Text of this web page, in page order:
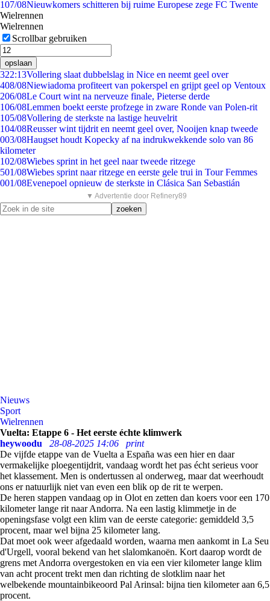
107/08Nieuwkomers schitteren bij ruime Europese zege FC Twente
Wielrennen
Wielrennen
Scrollbar gebruiken
opslaan
322:13Vollering slaat dubbelslag in Nice en neemt geel over
408/08Niewiadoma profiteert van pokerspel en grijpt geel op Ventoux
206/08Le Court wint na nerveuze finale, Pieterse derde
106/08Lemmen boekt eerste profzege in zware Ronde van Polen-rit
105/08Vollering de sterkste na lastige heuvelrit
104/08Reusser wint tijdrit en neemt geel over, Nooijen knap tweede
003/08Haugset houdt Kopecky af na indrukwekkende solo van 86
kilometer
102/08Wiebes sprint in het geel naar tweede ritzege
501/08Wiebes sprint naar ritzege en eerste gele trui in Tour Femmes
001/08Evenepoel opnieuw de sterkste in Clásica San Sebastián
▼ Advertentie door Refinery89
Nieuws
Sport
Wielrennen
Vuelta: Etappe 6 - Het eerste échte klimwerk
heywoodu
28-08-2025 14:06
print
De vijfde etappe van de Vuelta a España was een hier en daar
vermakelijke ploegentijdrit, vandaag wordt het pas écht serieus voor
het klassement. Men is ondertussen al onderweg, maar dat weerhoudt
ons er natuurlijk niet van even een blik op de rit te werpen.
De heren stappen vandaag op in Olot en zetten dan koers voor een 170
kilometer lange rit naar Andorra. Na een lastig klimmetje in de
openingsfase volgt een klim van de eerste categorie: gemiddeld 3,5
procent, maar wel bijna 25 kilometer lang.
Dat moet ook weer afgedaald worden, waarna men aankomt in La Seu
d'Urgell, vooral bekend van het slalomkanoën. Kort daarop wordt de
grens met Andorra overgestoken en via een vier kilometer lange klim
van acht procent trekt men dan richting de slotklim naar het
welbekende mountainbikeoord Pal Arinsal: bijna tien kilometer aan 6,5
procent.